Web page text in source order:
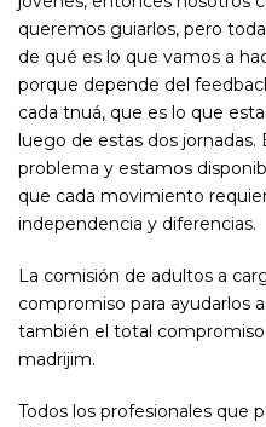
queremos guiarlos, pero
de qué es lo que vamos a
porque depende del
cada tnuá, que es lo que
luego de estas dos jornadas.
problema y estamos
que cada movimiento
independencia y diferencias.
La comisión de adultos a
compromiso para ayudarlos
también el total
madrijim.
Todos los profesionales que